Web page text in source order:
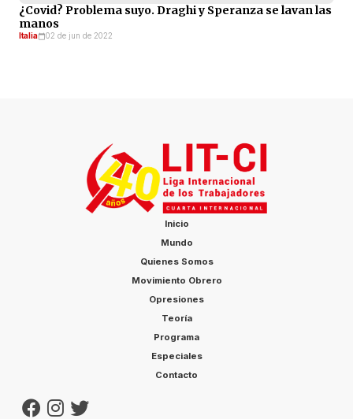
¿Covid? Problema suyo. Draghi y Speranza se lavan las
manos
Italia 02 de jun de 2022
Inicio
Mundo
Quienes Somos
Movimiento Obrero
Opresiones
Teoría
Programa
Especiales
Contacto